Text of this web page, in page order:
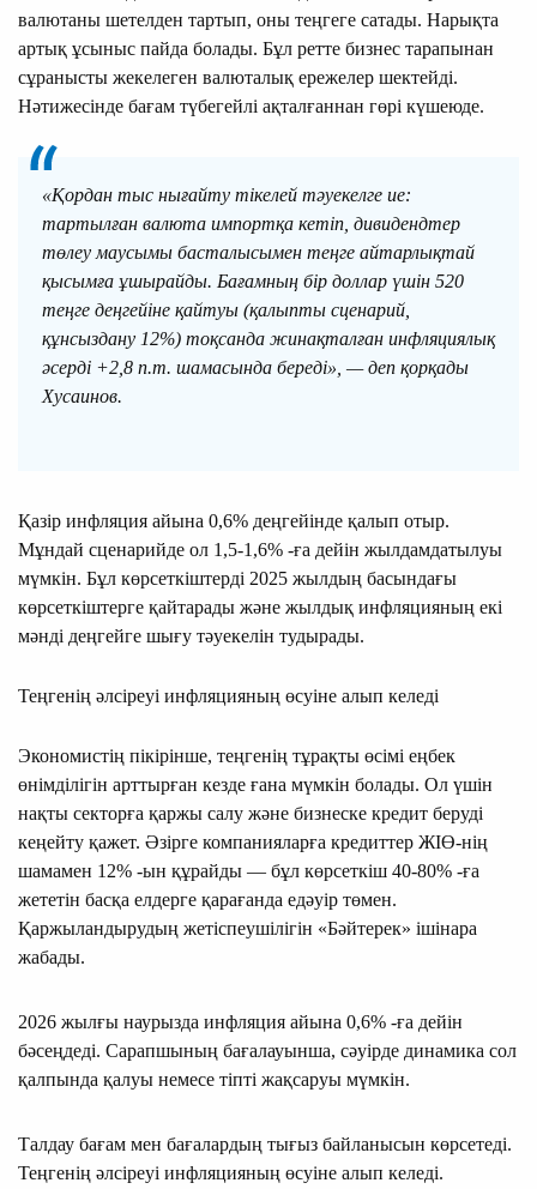
валютаны шетелден тартып, оны теңгеге сатады. Нарықта
артық ұсыныс пайда болады. Бұл ретте бизнес тарапынан
сұранысты жекелеген валюталық ережелер шектейді.
Нәтижесінде бағам түбегейлі ақталғаннан гөрі күшеюде.
«Қордан тыс нығайту тікелей тәуекелге ие:
тартылған валюта импортқа кетіп, дивидендтер
төлеу маусымы басталысымен теңге айтарлықтай
қысымға ұшырайды. Бағамның бір доллар үшін 520
теңге деңгейіне қайтуы (қалыпты сценарий,
құнсыздану 12%) тоқсанда жинақталған инфляциялық
әсерді +2,8 п.т. шамасында береді», — деп қорқады
Хусаинов.
Қазір инфляция айына 0,6% деңгейінде қалып отыр.
Мұндай сценарийде ол 1,5-1,6% -ға дейін жылдамдатылуы
мүмкін. Бұл көрсеткіштерді 2025 жылдың басындағы
көрсеткіштерге қайтарады және жылдық инфляцияның екі
мәнді деңгейге шығу тәуекелін тудырады.
Теңгенің әлсіреуі инфляцияның өсуіне алып келеді
Экономистің пікірінше, теңгенің тұрақты өсімі еңбек
өнімділігін арттырған кезде ғана мүмкін болады. Ол үшін
нақты секторға қаржы салу және бизнеске кредит беруді
кеңейту қажет. Әзірге компанияларға кредиттер ЖІӨ-нің
шамамен 12% -ын құрайды — бұл көрсеткіш 40-80% -ға
жететін басқа елдерге қарағанда едәуір төмен.
Қаржыландырудың жетіспеушілігін «Бәйтерек» ішінара
жабады.
2026 жылғы наурызда инфляция айына 0,6% -ға дейін
бәсеңдеді. Сарапшының бағалауынша, сәуірде динамика сол
қалпында қалуы немесе тіпті жақсаруы мүмкін.
Талдау бағам мен бағалардың тығыз байланысын көрсетеді.
Теңгенің әлсіреуі инфляцияның өсуіне алып келеді.